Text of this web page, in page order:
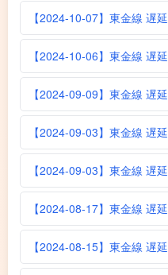
【2024-10-07】東金線 遅延
【2024-10-06】東金線 遅延
【2024-09-09】東金線 遅延
【2024-09-03】東金線 遅延
【2024-09-03】東金線 遅延
【2024-08-17】東金線 遅延
【2024-08-15】東金線 遅延